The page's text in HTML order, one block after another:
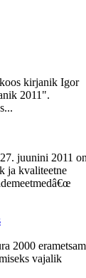
kirjanik Igor
2011".
juunini 2011 on
ja kvaliteetne
2000
vajalik